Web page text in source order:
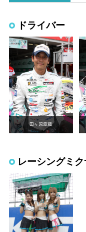
ドライバー
田ヶ原章蔵
レーシングミ